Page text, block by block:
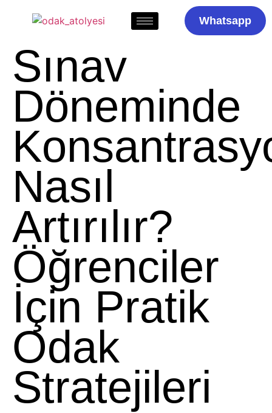
Whatsapp
Sınav
Döneminde
Nasıl
Artırılır?
Öğrenciler
İçin Pratik
Odak
Stratejileri